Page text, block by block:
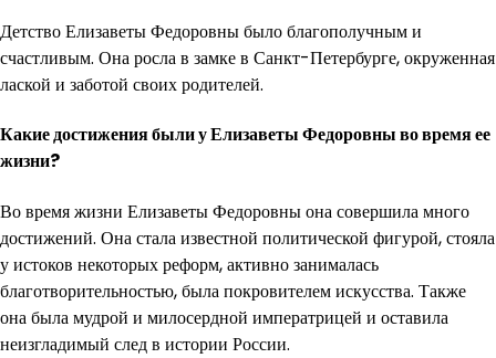
Детство Елизаветы Федоровны было благополучным и
счастливым. Она росла в замке в Санкт-Петербурге, окруженная
лаской и заботой своих родителей.
Какие достижения были у Елизаветы Федоровны во время ее
жизни?
Во время жизни Елизаветы Федоровны она совершила много
достижений. Она стала известной политической фигурой, стояла
у истоков некоторых реформ, активно занималась
благотворительностью, была покровителем искусства. Также
она была мудрой и милосердной императрицей и оставила
неизгладимый след в истории России.